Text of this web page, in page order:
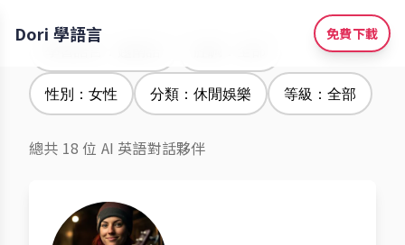
Dori 學語言 免費下載
性別：女性 分類：休閒娛樂 等級：全部
總共 18 位 AI 英語對話夥伴